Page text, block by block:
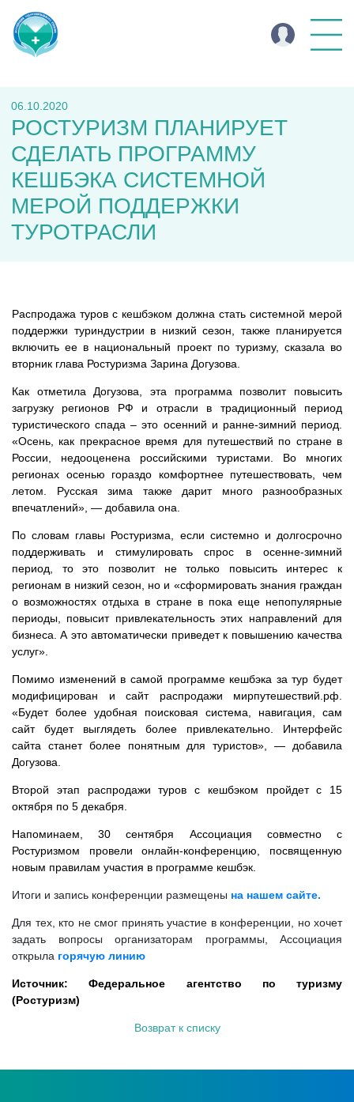
06.10.2020
РОСТУРИЗМ ПЛАНИРУЕТ
СДЕЛАТЬ ПРОГРАММУ
КЕШБЭКА СИСТЕМНОЙ
МЕРОЙ ПОДДЕРЖКИ
ТУРОТРАСЛИ
Распродажа туров с кешбэком должна стать системной мерой
поддержки туриндустрии в низкий сезон, также планируется
включить ее в национальный проект по туризму, сказала во
вторник глава Ростуризма Зарина Догузова.
Как отметила Догузова, эта программа позволит повысить
загрузку регионов РФ и отрасли в традиционный период
туристического спада – это осенний и ранне-зимний период.
«Осень, как прекрасное время для путешествий по стране в
России, недооценена российскими туристами. Во многих
регионах осенью гораздо комфортнее путешествовать, чем
летом. Русская зима также дарит много разнообразных
впечатлений», — добавила она.
По словам главы Ростуризма, если системно и долгосрочно
поддерживать и стимулировать спрос в осенне-зимний
период, то это позволит не только повысить интерес к
регионам в низкий сезон, но и «сформировать знания граждан
о возможностях отдыха в стране в пока еще непопулярные
периоды, повысит привлекательность этих направлений для
бизнеса. А это автоматически приведет к повышению качества
услуг».
Помимо изменений в самой программе кешбэка за тур будет
модифицирован и сайт распродажи мирпутешествий.рф.
«Будет более удобная поисковая система, навигация, сам
сайт будет выглядеть более привлекательно. Интерфейс
сайта станет более понятным для туристов», — добавила
Догузова.
Второй этап распродажи туров с кешбэком пройдет с 15
октября по 5 декабря.
Напоминаем, 30 сентября Ассоциация совместно с
Ростуризмом провели онлайн-конференцию, посвященную
новым правилам участия в программе кешбэк.
Итоги и запись конференции размещены на нашем сайте.
Для тех, кто не смог принять участие в конференции, но хочет
задать вопросы организаторам программы, Ассоциация
открыла горячую линию
Источник: Федеральное агентство по туризму
(Ростуризм)
Возврат к списку